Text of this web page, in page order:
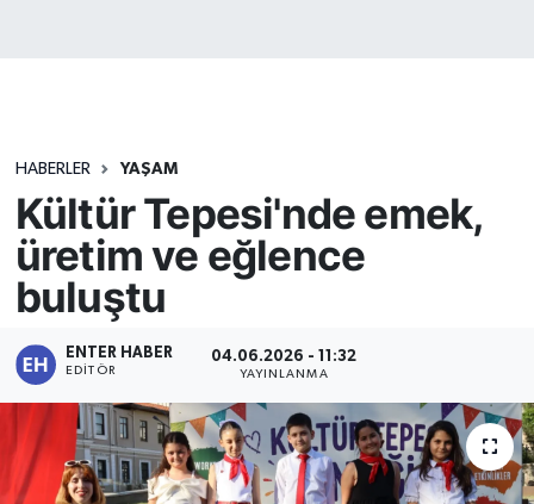
HABERLER YAŞAM
Kültür Tepesi'nde emek,
üretim ve eğlence
buluştu
ENTER HABER
EDITÖR
04.06.2026 - 11:32
YAYINLANMA